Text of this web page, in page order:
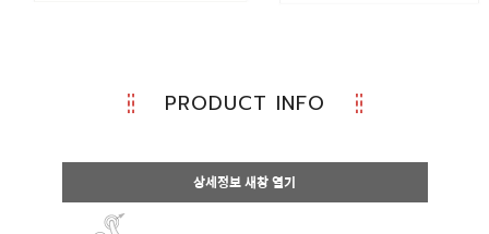
PRODUCT INFO
상세정보 새창 열기